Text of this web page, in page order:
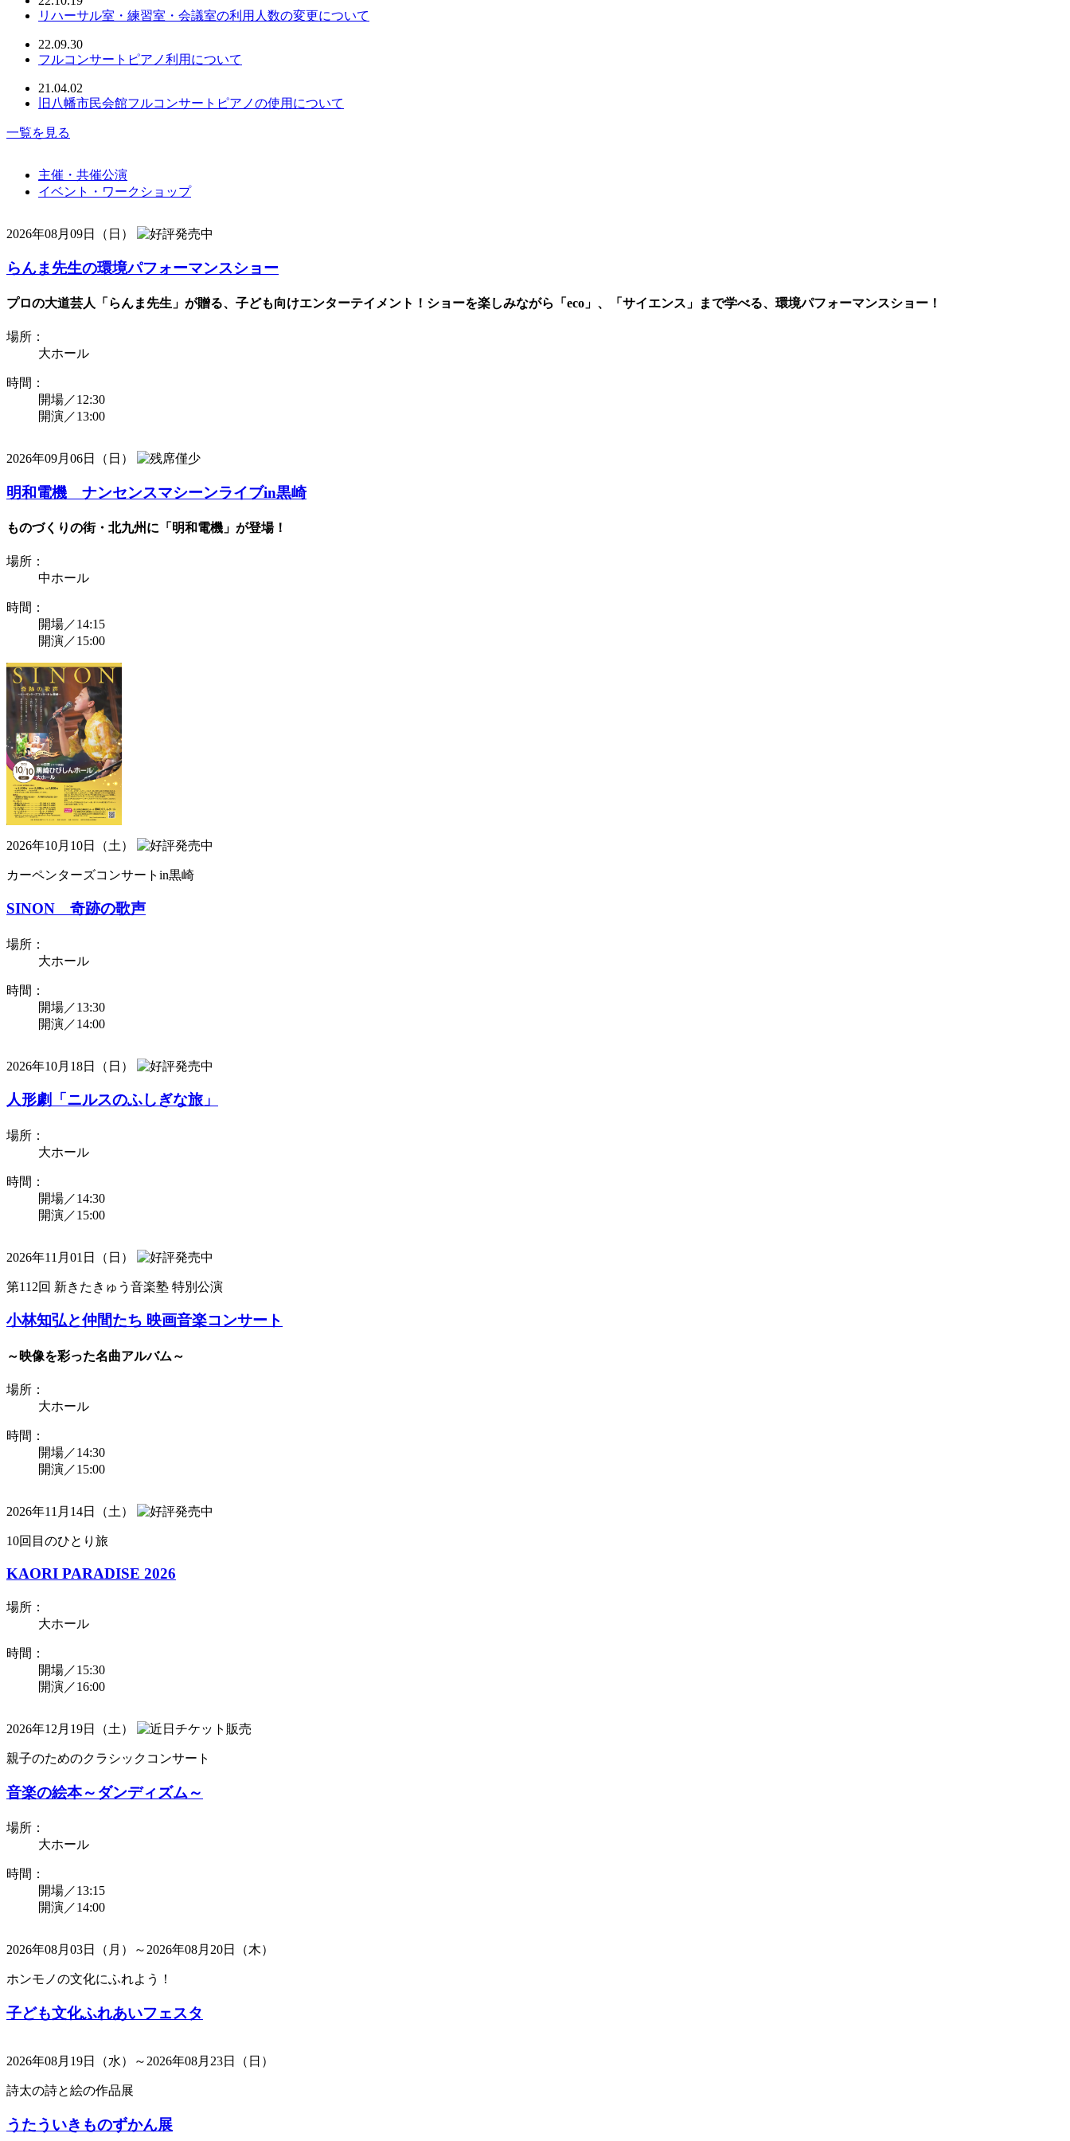
リハーサル室・練習室・会議室の利用人数の変更について
22.09.30
フルコンサートピアノ利用について
21.04.02
旧八幡市民会館フルコンサートピアノの使用について
一覧を見る
主催・共催公演
イベント・ワークショップ
2026年08月09日（日）
らんま先生の環境パフォーマンスショー
プロの大道芸人「らんま先生」が贈る、子ども向けエンターテイメント！ショーを楽しみながら「eco」、「サイエンス」まで学べる、環境パフォーマンスショー！
場所：
大ホール
時間：
開場／12:30
開演／13:00
2026年09月06日（日）
明和電機 ナンセンスマシーンライブin黒崎
ものづくりの街・北九州に「明和電機」が登場！
場所：
中ホール
時間：
開場／14:15
開演／15:00
2026年10月10日（土）
カーペンターズコンサートin黒崎
SINON 奇跡の歌声
場所：
大ホール
時間：
開場／13:30
開演／14:00
2026年10月18日（日）
人形劇「ニルスのふしぎな旅」
場所：
大ホール
時間：
開場／14:30
開演／15:00
2026年11月01日（日）
第112回 新きたきゅう音楽塾 特別公演
小林知弘と仲間たち 映画音楽コンサート
～映像を彩った名曲アルバム～
場所：
大ホール
時間：
開場／14:30
開演／15:00
2026年11月14日（土）
10回目のひとり旅
KAORI PARADISE 2026
場所：
大ホール
時間：
開場／15:30
開演／16:00
2026年12月19日（土）
親子のためのクラシックコンサート
音楽の絵本～ダンディズム～
場所：
大ホール
時間：
開場／13:15
開演／14:00
2026年08月03日（月）～2026年08月20日（木）
ホンモノの文化にふれよう！
子ども文化ふれあいフェスタ
2026年08月19日（水）～2026年08月23日（日）
詩太の詩と絵の作品展
うたういきものずかん展